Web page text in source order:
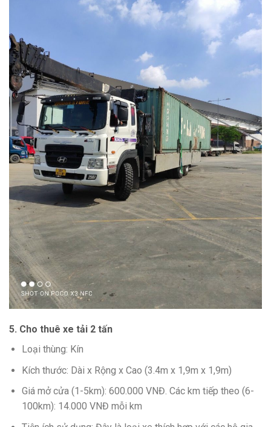
5. Cho thuê xe tải 2 tấn
Loại thùng: Kín
Kích thước: Dài x Rộng x Cao (3.4m x 1,9m x 1,9m)
Giá mở cửa (1-5km): 600.000 VNĐ. Các km tiếp theo (6-
100km): 14.000 VNĐ mỗi km